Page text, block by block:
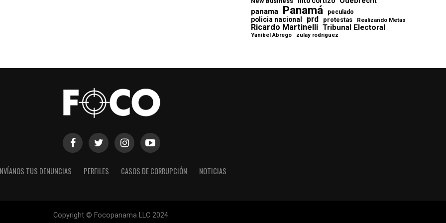
panama Panamá peculado
policia nacional prd protestas Realizando Metas
Ricardo Martinelli Tribunal Electoral
Yanibel Abrego zulay rodriguez
TUS DENUNCIAS PERFILES CASOS DE CORRUPCIÓN NOTICIAS
Copyright © Focopanama LLC 2024.